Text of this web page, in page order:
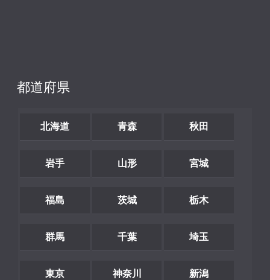
都道府県
北海道 青森 秋田
岩手 山形 宮城
福島 茨城 栃木
群馬 千葉 埼玉
東京 神奈川 新潟